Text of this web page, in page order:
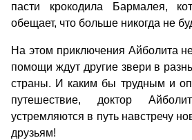
пасти крокодила Бармалея,
обещает, что больше никогда не
На этом приключения Айболита
помощи ждут другие звери в
страны. И каким бы трудным и
путешествие, доктор
устремляются в путь навстречу
друзьям!